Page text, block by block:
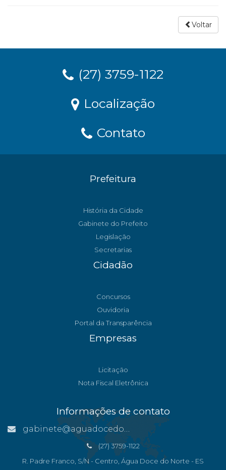
Voltar
(27) 3759-1122
Localização
Contato
Prefeitura
História da Cidade
Gabinete do Prefeito
Legislação
Secretarias
Cidadão
Concursos
Ouvidoria
Portal da Transparência
Empresas
Licitação
Nota Fiscal Eletrônica
Informações de contato
gabinete@aguadocedonorte.es.gov.br
(27) 3759-1122
R. Padre Franco, S/N - Centro, Água Doce do Norte - ES